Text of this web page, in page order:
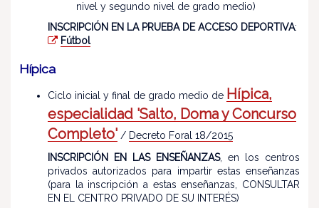
nivel y segundo nivel de grado medio)
INSCRIPCIÓN EN LA PRUEBA DE ACCESO DEPORTIVA:
Fútbol
Hípica
Ciclo inicial y final de grado medio de Hípica,
especialidad 'Salto, Doma y Concurso
Completo' / Decreto Foral 18/2015
INSCRIPCIÓN EN LAS ENSEÑANZAS, en los centros
privados autorizados para impartir estas enseñanzas
(para la inscripción a estas enseñanzas, CONSULTAR
EN EL CENTRO PRIVADO DE SU INTERÉS)